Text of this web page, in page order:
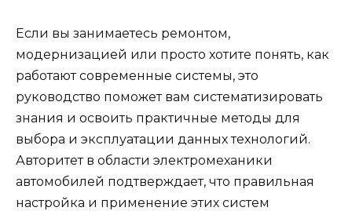
Если вы занимаетесь ремонтом,
модернизацией или просто хотите понять, как
работают современные системы, это
руководство поможет вам систематизировать
знания и освоить практичные методы для
выбора и эксплуатации данных технологий.
Авторитет в области электромеханики
автомобилей подтверждает, что правильная
настройка и применение этих систем